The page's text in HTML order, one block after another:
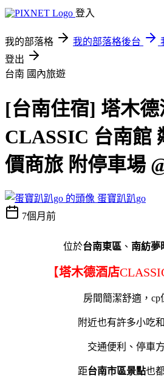
登入
我的部落格 我的部落格後台
登出
台南 國內旅遊
[台南住宿] 塔木德
CLASSIC 台南館
價商旅 附停車場
蛋寶趴趴go
7個月前
位於台南東區 、 南紡夢
【塔木德酒店
房間簡潔舒適，cp
附近也有許多小吃
交通便利、停車
距台南市區景點也